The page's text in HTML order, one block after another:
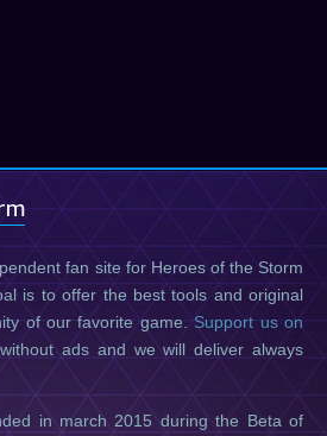
fan site for Heroes of the Storm
is to offer the best tools and original
of our favorite game. Support us on
without ads and we will deliver always
in march 2015 during the Beta of